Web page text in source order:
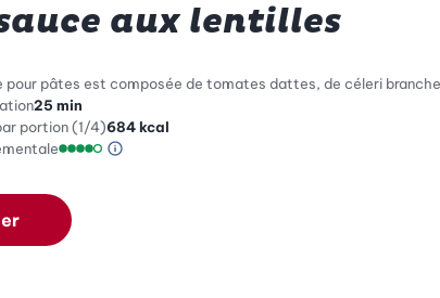
aux lentilles
pâtes est composée de tomates dattes, de céleri
25 min
portion (1/4)684 kcal
Information sur l’échelle Green Betty